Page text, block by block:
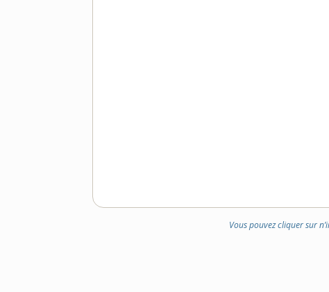
Vous pouvez cliquer sur